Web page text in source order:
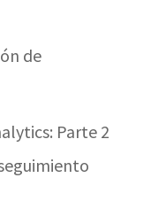
de
Parte 2